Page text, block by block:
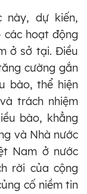
này, dự kiến,
các hoạt động
ở sở tại. Điều
cường gắn
bào, thể hiện
trách nhiệm
bào, khẳng
và Nhà nước
Nam ở nước
rời của cộng
cố niềm tin